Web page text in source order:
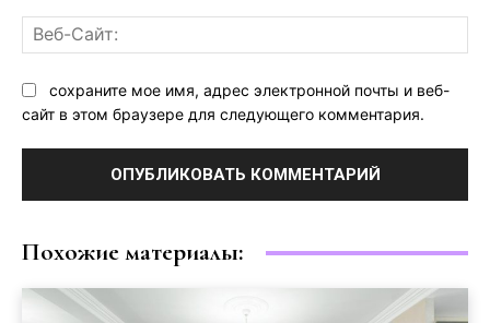
сохраните мое имя, адрес электронной почты и веб-
сайт в этом браузере для следующего комментария.
Похожие материалы: